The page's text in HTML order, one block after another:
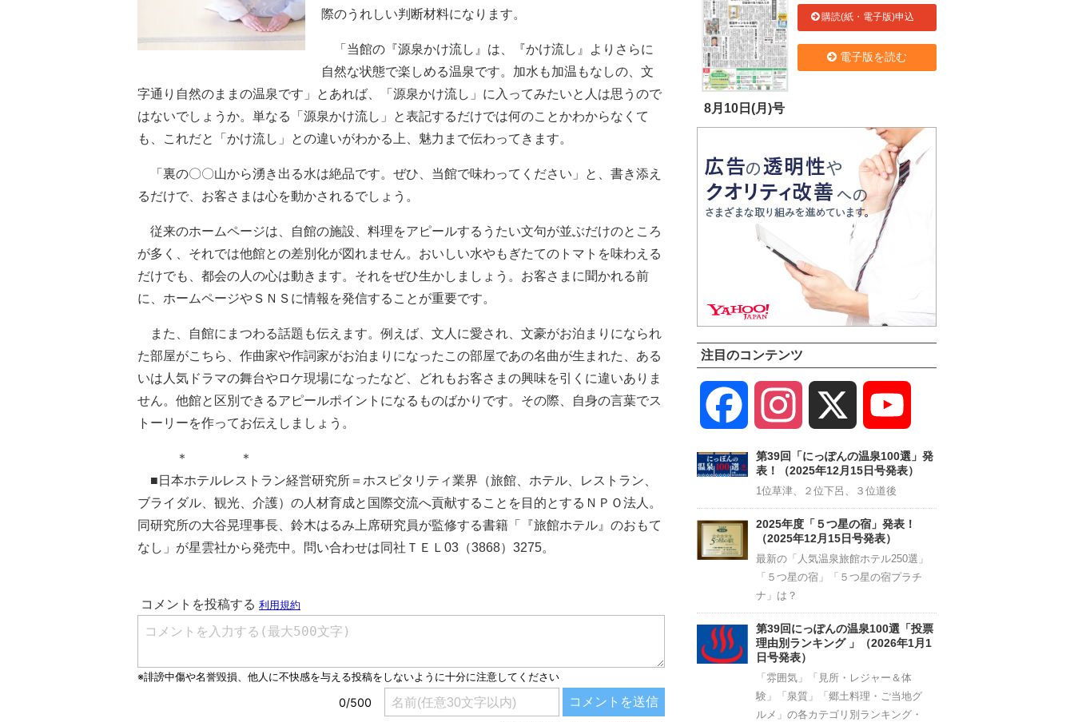
際のうれしい判断材料になります。
「当館の『源泉かけ流し』は、『かけ流し』よりさらに
自然な状態で楽しめる温泉です。加水も加温もなしの、文
字通り自然のままの温泉です」とあれば、「源泉かけ流し」に入ってみたいと人は思うので
はないでしょうか。単なる「源泉かけ流し」と表記するだけでは何のことかわからなくて
も、これだと「かけ流し」との違いがわかる上、魅力まで伝わってきます。
「裏の〇〇山から湧き出る水は絶品です。ぜひ、当館で味わってください」と、書き添え
るだけで、お客さまは心を動かされるでしょう。
従来のホームページは、自館の施設、料理をアピールするうたい文句が並ぶだけのところ
が多く、それでは他館との差別化が図れません。おいしい水やもぎたてのトマトを味わえる
だけでも、都会の人の心は動きます。それをぜひ生かしましょう。お客さまに聞かれる前
に、ホームページやＳＮＳに情報を発信することが重要です。
また、自館にまつわる話題も伝えます。例えば、文人に愛され、文豪がお泊まりになられ
た部屋がこちら、作曲家や作詞家がお泊まりになったこの部屋であの名曲が生まれた、ある
いは人気ドラマの舞台やロケ現場になったなど、どれもお客さまの興味を引くに違いありま
せん。他館と区別できるアピールポイントになるものばかりです。その際、自身の言葉でス
トーリーを作ってお伝えしましょう。
＊ ＊
■日本ホテルレストラン経営研究所＝ホスピタリティ業界（旅館、ホテル、レストラン、
ブライダル、観光、介護）の人材育成と国際交流へ貢献することを目的とするＮＰＯ法人。
同研究所の大谷晃理事長、鈴木はるみ上席研究員が監修する書籍「『旅館ホテル』のおもて
なし」が星雲社から発売中。問い合わせは同社ＴＥＬ03（3868）3275。
8月10日(月)号
購読(紙・電子版)申込
電子版を読む
注目のコンテンツ
Facebook Instagram
Channel
第39回「にっぽんの温泉100選」発
表！（2025年12月15日号発表）
1位草津、２位下呂、３位道後
2025年度「５つ星の宿」発表！
（2025年12月15日号発表）
最新の「人気温泉旅館ホテル250選」
「５つ星の宿」「５つ星の宿プラチ
ナ」は？
第39回にっぽんの温泉100選「投票
理由別ランキング 」（2026年1月1
日号発表）
「雰囲気」「見所・レジャー＆体
験」「泉質」「郷土料理・ご当地グ
ルメ」の各カテゴリ別ランキング・